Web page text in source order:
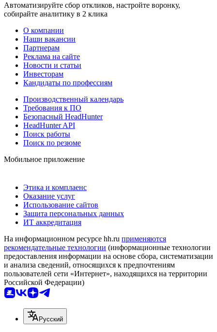
Автоматизируйте сбор откликов, настройте воронку,
собирайте аналитику в 2 клика
О компании
Наши вакансии
Партнерам
Реклама на сайте
Новости и статьи
Инвесторам
Кандидаты по профессиям
Производственный календарь
Требования к ПО
Безопасный HeadHunter
HeadHunter API
Поиск работы
Поиск по резюме
Мобильное приложение
Этика и комплаенс
Оказание услуг
Использование сайтов
Защита персональных данных
ИТ аккредитация
На информационном ресурсе hh.ru применяются
рекомендательные технологии (информационные технологии
предоставления информации на основе сбора, систематизации
и анализа сведений, относящихся к предпочтениям
пользователей сети «Интернет», находящихся на территории
Российской Федерации)
Русский